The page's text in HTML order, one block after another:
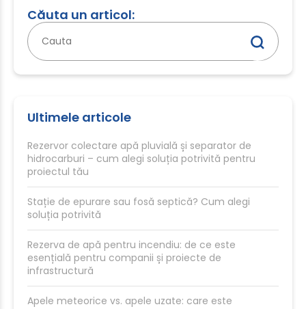
Căuta un articol:
Caută
după:
Ultimele articole
Rezervor colectare apă pluvială și separator de
hidrocarburi – cum alegi soluția potrivită pentru
proiectul tău
Stație de epurare sau fosă septică? Cum alegi
soluția potrivită
Rezerva de apă pentru incendiu: de ce este
esențială pentru companii și proiecte de
infrastructură
Apele meteorice vs. apele uzate: care este